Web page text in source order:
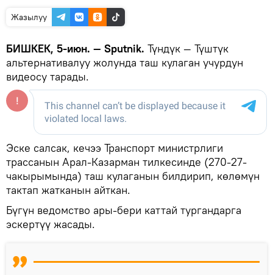
Жазылуу
БИШКЕК, 5-июн. — Sputnik. Түндүк — Түштүк
альтернативалуу жолунда таш кулаган учурдун
видеосу тарады.
Эске салсак, кечээ Транспорт министрлиги
трассанын Арал-Казарман тилкесинде (270-27-
чакырымында) таш кулаганын билдирип, көлөмүн
тактап жатканын айткан.
Бүгүн ведомство ары-бери каттай тургандарга
эскертүү жасады.